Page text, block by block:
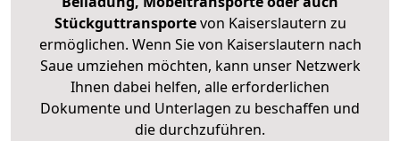
Stückguttransportevon Kaiserslautern zu
ermöglichen. Wenn Sie von Kaiserslautern nach
Saue umziehen möchten, kann unser Netzwerk
Ihnen dabei helfen, alle erforderlichen
Dokumente und Unterlagen zu beschaffen und
die durchzuführen.